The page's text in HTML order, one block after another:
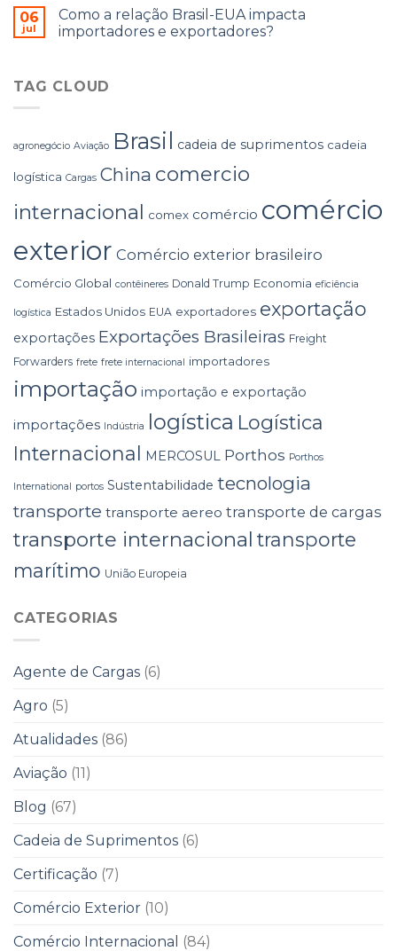
06
jul
Como a relação Brasil-EUA impacta
importadores e exportadores?
TAG CLOUD
agronegócio Aviação Brasil cadeia de suprimentos cadeia
logística Cargas China comercio
internacional comex comércio comércio
exterior Comércio exterior brasileiro
Comércio Global contêineres Donald Trump Economia eficiência
logística Estados Unidos EUA exportadores exportação
exportações Exportações Brasileiras Freight
Forwarders frete frete internacional importadores
importação importação e exportação
importações Indústria logística Logística
Internacional MERCOSUL Porthos Porthos
International portos Sustentabilidade tecnologia
transporte transporte aereo transporte de cargas
transporte internacional transporte
marítimo União Europeia
CATEGORIAS
Agente de Cargas (6)
Agro (5)
Atualidades (86)
Aviação (11)
Blog (67)
Cadeia de Suprimentos (6)
Certificação (7)
Comércio Exterior (10)
Comércio Internacional
(84)